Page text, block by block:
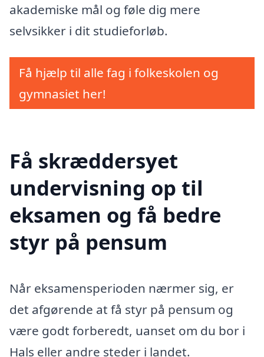
akademiske mål og føle dig mere
selvsikker i dit studieforløb.
Få hjælp til alle fag i folkeskolen og
gymnasiet her!
Få skræddersyet
undervisning op til
eksamen og få bedre
styr på pensum
Når eksamensperioden nærmer sig, er
det afgørende at få styr på pensum og
være godt forberedt, uanset om du bor i
Hals eller andre steder i landet.